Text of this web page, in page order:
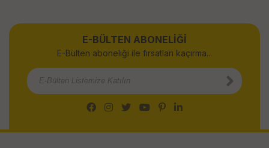
E-BÜLTEN ABONELİĞİ
E-Bülten aboneliği ile fırsatları kaçırma...